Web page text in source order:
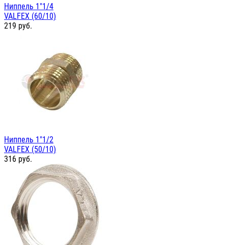
Ниппель 1"1/4
VALFEX (60/10)
219 руб.
Ниппель 1"1/2
VALFEX (50/10)
316 руб.